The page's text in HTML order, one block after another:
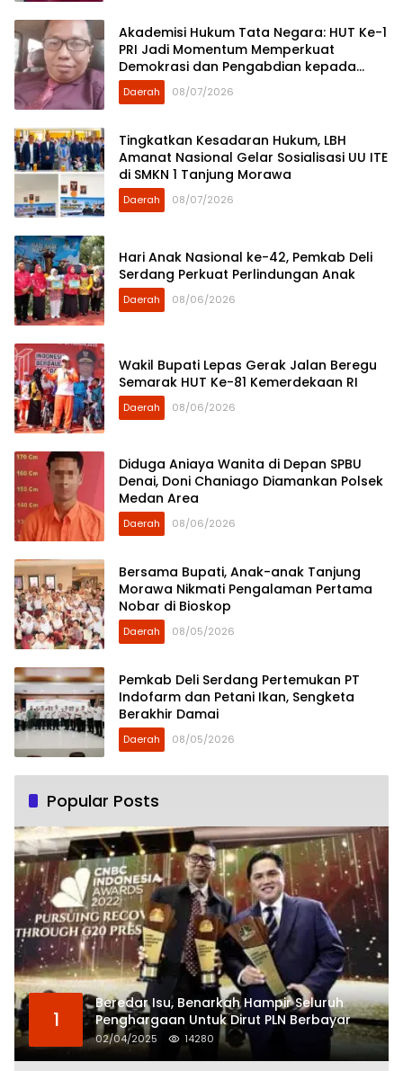
Akademisi Hukum Tata Negara: HUT Ke-1
PRI Jadi Momentum Memperkuat
Demokrasi dan Pengabdian kepada
Rakyat
Daerah 08/07/2026
Tingkatkan Kesadaran Hukum, LBH
Amanat Nasional Gelar Sosialisasi UU ITE
di SMKN 1 Tanjung Morawa
Daerah 08/07/2026
Hari Anak Nasional ke-42, Pemkab Deli
Serdang Perkuat Perlindungan Anak
Daerah 08/06/2026
Wakil Bupati Lepas Gerak Jalan Beregu
Semarak HUT Ke-81 Kemerdekaan RI
Daerah 08/06/2026
Diduga Aniaya Wanita di Depan SPBU
Denai, Doni Chaniago Diamankan Polsek
Medan Area
Daerah 08/06/2026
Bersama Bupati, Anak-anak Tanjung
Morawa Nikmati Pengalaman Pertama
Nobar di Bioskop
Daerah 08/05/2026
Pemkab Deli Serdang Pertemukan PT
Indofarm dan Petani Ikan, Sengketa
Berakhir Damai
Daerah 08/05/2026
Popular Posts
1
Beredar Isu, Benarkah Hampir Seluruh
Penghargaan Untuk Dirut PLN Berbayar
02/04/2025 14280